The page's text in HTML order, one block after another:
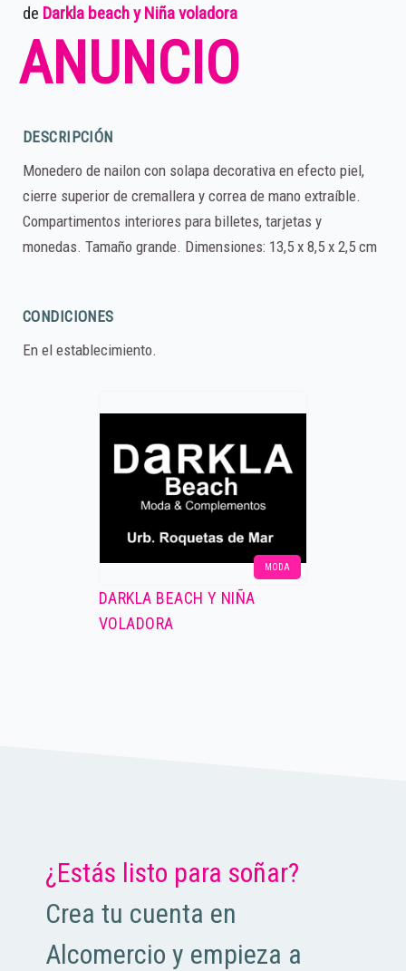
de Darkla beach y Niña voladora
ANUNCIO
DESCRIPCIÓN
Monedero de nailon con solapa decorativa en efecto piel,
cierre superior de cremallera y correa de mano extraíble.
Compartimentos interiores para billetes, tarjetas y
monedas. Tamaño grande. Dimensiones: 13,5 x 8,5 x 2,5 cm
CONDICIONES
En el establecimiento.
MODA
DARKLA BEACH Y NIÑA
VOLADORA
¿Estás listo para soñar?
Crea tu cuenta en
Alcomercio y empieza a